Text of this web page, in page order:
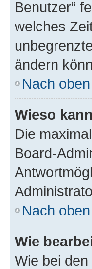
Benutzer“
welches
ändern
Nach oben
Wieso
Die
Board-
Nach oben
Wie
Wie bei